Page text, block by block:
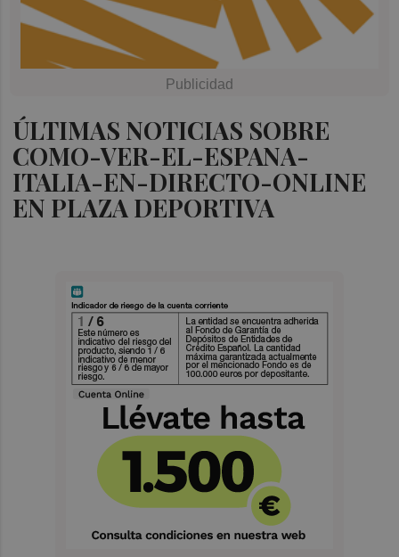
ÚLTIMAS NOTICIAS SOBRE
COMO-VER-EL-ESPANA-
ITALIA-EN-DIRECTO-ONLINE
EN PLAZA DEPORTIVA